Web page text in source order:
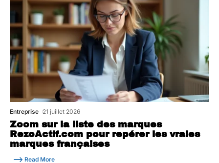
Zoom sur la liste des marques
RezoActif.com pour repérer les vraies
marques françaises
Entreprise 21 juillet 2026
Read More